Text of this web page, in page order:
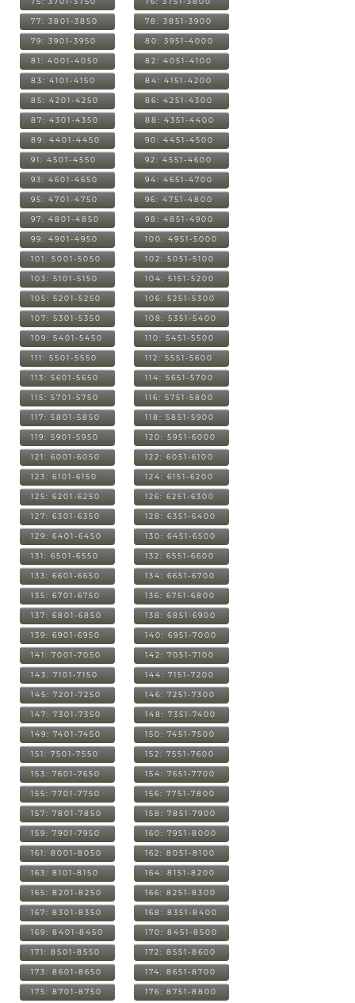
77: 3801-3850 78: 3851-3900
79: 3901-3950 80: 3951-4000
81: 4001-4050 82: 4051-4100
83: 4101-4150 84: 4151-4200
85: 4201-4250 86: 4251-4300
87: 4301-4350 88: 4351-4400
89: 4401-4450 90: 4451-4500
91: 4501-4550 92: 4551-4600
93: 4601-4650 94: 4651-4700
95: 4701-4750 96: 4751-4800
97: 4801-4850 98: 4851-4900
99: 4901-4950 100: 4951-5000
101: 5001-5050 102: 5051-5100
103: 5101-5150 104: 5151-5200
105: 5201-5250 106: 5251-5300
107: 5301-5350 108: 5351-5400
109: 5401-5450 110: 5451-5500
111: 5501-5550 112: 5551-5600
113: 5601-5650 114: 5651-5700
115: 5701-5750 116: 5751-5800
117: 5801-5850 118: 5851-5900
119: 5901-5950 120: 5951-6000
121: 6001-6050 122: 6051-6100
123: 6101-6150 124: 6151-6200
125: 6201-6250 126: 6251-6300
127: 6301-6350 128: 6351-6400
129: 6401-6450 130: 6451-6500
131: 6501-6550 132: 6551-6600
133: 6601-6650 134: 6651-6700
135: 6701-6750 136: 6751-6800
137: 6801-6850 138: 6851-6900
139: 6901-6950 140: 6951-7000
141: 7001-7050 142: 7051-7100
143: 7101-7150 144: 7151-7200
145: 7201-7250 146: 7251-7300
147: 7301-7350 148: 7351-7400
149: 7401-7450 150: 7451-7500
151: 7501-7550 152: 7551-7600
153: 7601-7650 154: 7651-7700
155: 7701-7750 156: 7751-7800
157: 7801-7850 158: 7851-7900
159: 7901-7950 160: 7951-8000
161: 8001-8050 162: 8051-8100
163: 8101-8150 164: 8151-8200
165: 8201-8250 166: 8251-8300
167: 8301-8350 168: 8351-8400
169: 8401-8450 170: 8451-8500
171: 8501-8550 172: 8551-8600
173: 8601-8650 174: 8651-8700
175: 8701-8750 176: 8751-8800